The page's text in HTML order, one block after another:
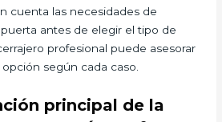
cuenta las necesidades de
antes de elegir el tipo de
profesional puede asesorar
según cada caso.
principal de la